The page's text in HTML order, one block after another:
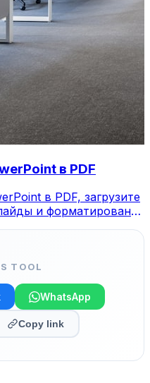
в PDF
в PDF, загрузите
и форматирование
TOOL
WhatsApp
Copy link